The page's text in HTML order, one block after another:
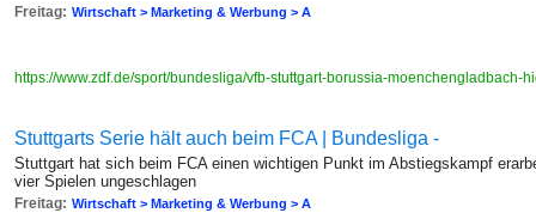
Freitag: Wirtschaft > Marketing & Werbung > A
https://www.zdf.de/sport/bundesliga/vfb-stuttgart-borussia-moenchengladbach-
Stuttgarts Serie hält auch beim FCA | Bundesliga -
Stuttgart hat sich beim FCA einen wichtigen Punkt im Abstiegskampf
vier Spielen ungeschlagen
Freitag: Wirtschaft > Marketing & Werbung > A